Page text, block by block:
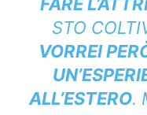
STO
VORREI
ALL’ESTERO.